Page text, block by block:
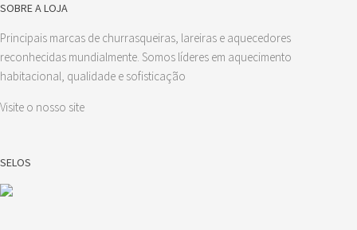
SOBRE A LOJA
Principais marcas de churrasqueiras, lareiras e aquecedores
reconhecidas mundialmente. Somos líderes em aquecimento
habitacional, qualidade e sofisticação
Visite o nosso site
SELOS